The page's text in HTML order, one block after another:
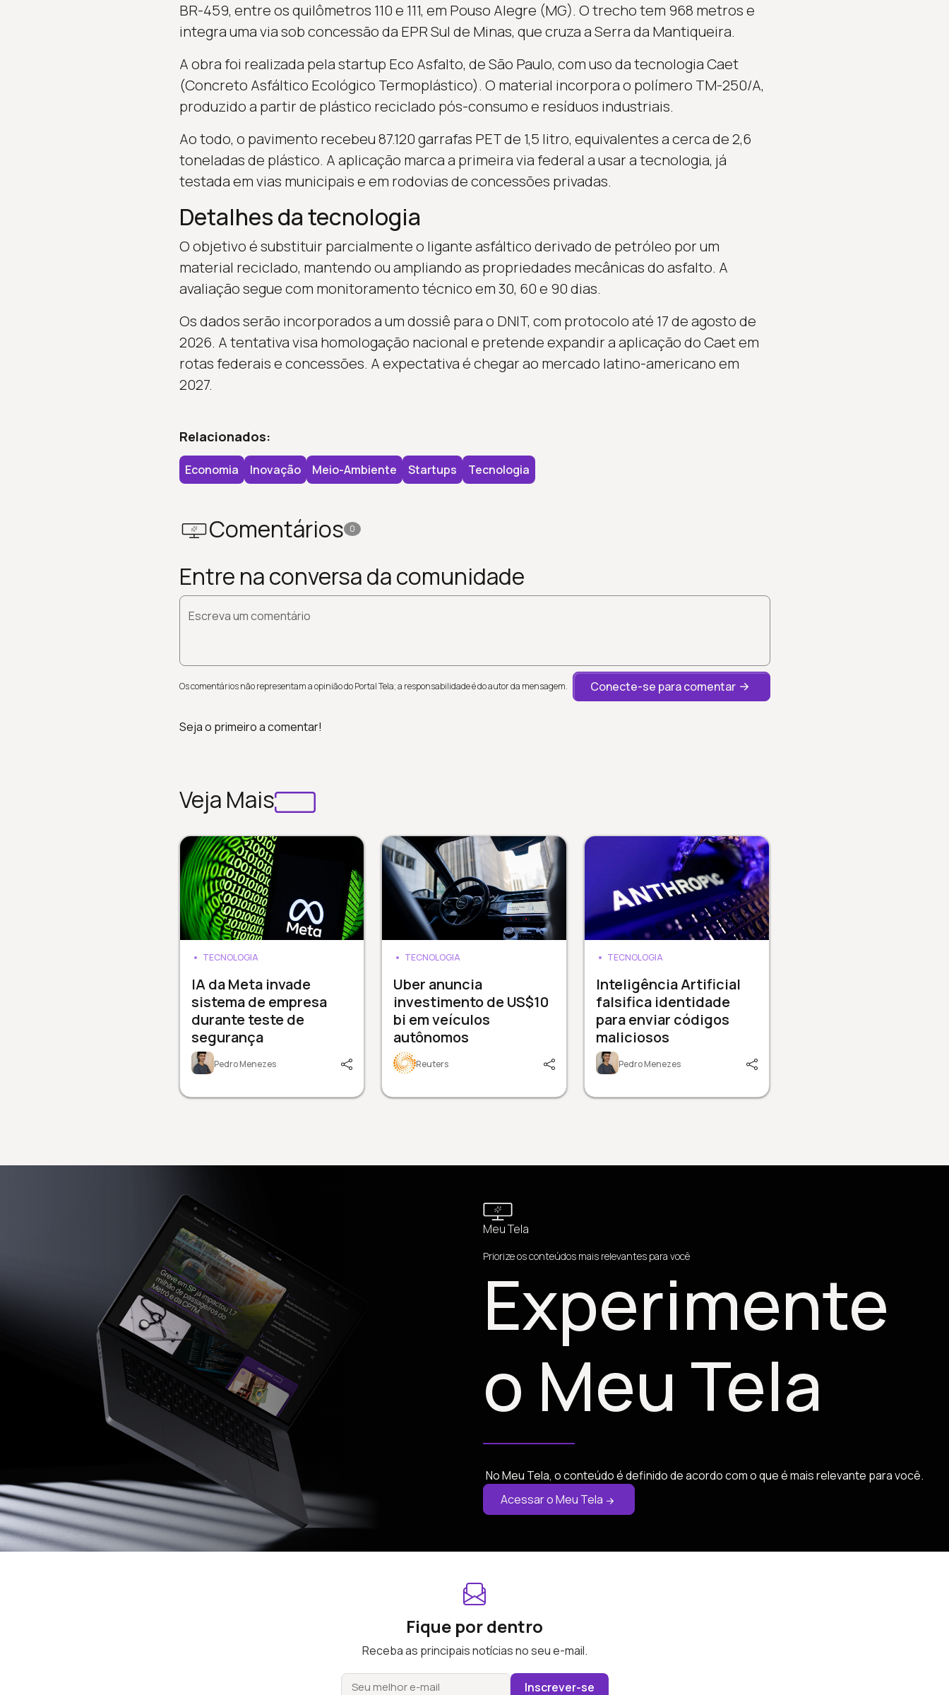
BR-459, entre os quilômetros 110 e 111, em Pouso Alegre (MG). O trecho tem 968 metros e
integra uma via sob concessão da EPR Sul de Minas, que cruza a Serra da Mantiqueira.
A obra foi realizada pela startup Eco Asfalto, de São Paulo, com uso da tecnologia Caet
(Concreto Asfáltico Ecológico Termoplástico). O material incorpora o polímero TM-250/A,
produzido a partir de plástico reciclado pós-consumo e resíduos industriais.
Ao todo, o pavimento recebeu 87.120 garrafas PET de 1,5 litro, equivalentes a cerca de 2,6
toneladas de plástico. A aplicação marca a primeira via federal a usar a tecnologia, já
testada em vias municipais e em rodovias de concessões privadas.
Detalhes da tecnologia
O objetivo é substituir parcialmente o ligante asfáltico derivado de petróleo por um
material reciclado, mantendo ou ampliando as propriedades mecânicas do asfalto. A
avaliação segue com monitoramento técnico em 30, 60 e 90 dias.
Os dados serão incorporados a um dossiê para o DNIT, com protocolo até 17 de agosto de
2026. A tentativa visa homologação nacional e pretende expandir a aplicação do Caet em
rotas federais e concessões. A expectativa é chegar ao mercado latino-americano em
2027.
Relacionados:
Economia Inovação Meio-Ambiente Startups Tecnologia
Comentários 0
Entre na conversa da comunidade
Escreva um comentário
Os comentários não representam a opinião do Portal Tela; a responsabilidade é do autor da mensagem. Conecte-se para comentar
Seja o primeiro a comentar!
Veja Mais
TECNOLOGIA
IA da Meta invade
sistema de empresa
durante teste de
segurança
Pedro Menezes
TECNOLOGIA
Uber anuncia
investimento de US$10
bi em veículos
autônomos
Reuters
TECNOLOGIA
Inteligência Artificial
falsifica identidade
para enviar códigos
maliciosos
Pedro Menezes
Meu Tela
Priorize os conteúdos mais relevantes para você
Experimente
o Meu Tela
No Meu Tela, o conteúdo é definido de acordo com o que é mais relevante para você.
Acessar o Meu Tela
Fique por dentro
Receba as principais notícias no seu e-mail.
Inscrever-se